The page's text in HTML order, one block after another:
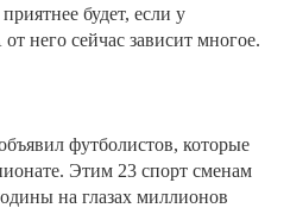
будет, если у
него сейчас зависит многое.
футболистов, которые
Этим 23 спорт сменам
на глазах миллионов